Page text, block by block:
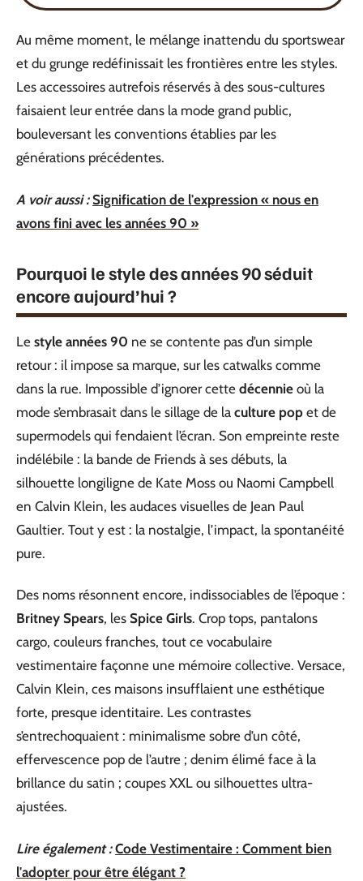
Au même moment, le mélange inattendu du sportswear
et du grunge redéfinissait les frontières entre les styles.
Les accessoires autrefois réservés à des sous-cultures
faisaient leur entrée dans la mode grand public,
bouleversant les conventions établies par les
générations précédentes.
A voir aussi : Signification de l'expression « nous en
avons fini avec les années 90 »
Pourquoi le style des années 90 séduit
encore aujourd’hui ?
Le style années 90 ne se contente pas d’un simple
retour : il impose sa marque, sur les catwalks comme
dans la rue. Impossible d’ignorer cette décennie où la
mode s’embrasait dans le sillage de la culture pop et de
supermodels qui fendaient l’écran. Son empreinte reste
indélébile : la bande de Friends à ses débuts, la
silhouette longiligne de Kate Moss ou Naomi Campbell
en Calvin Klein, les audaces visuelles de Jean Paul
Gaultier. Tout y est : la nostalgie, l’impact, la spontanéité
pure.
Des noms résonnent encore, indissociables de l’époque :
Britney Spears, les Spice Girls. Crop tops, pantalons
cargo, couleurs franches, tout ce vocabulaire
vestimentaire façonne une mémoire collective. Versace,
Calvin Klein, ces maisons insufflaient une esthétique
forte, presque identitaire. Les contrastes
s’entrechoquaient : minimalisme sobre d’un côté,
effervescence pop de l’autre ; denim élimé face à la
brillance du satin ; coupes XXL ou silhouettes ultra-
ajustées.
Lire également : Code Vestimentaire : Comment bien
l'adopter pour être élégant ?